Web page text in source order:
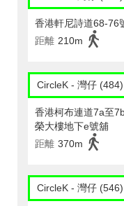
香港軒尼詩道68-76
距離 210m
CircleK - 灣仔 (484)
香港柯布連道7a至
榮大樓地下e號舖
距離 370m
CircleK - 灣仔 (546)